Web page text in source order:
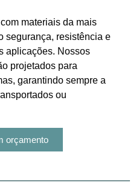
materiais da mais
segurança, resistência e
aplicações. Nossos
projetados para
garantindo sempre a
ou
orçamento